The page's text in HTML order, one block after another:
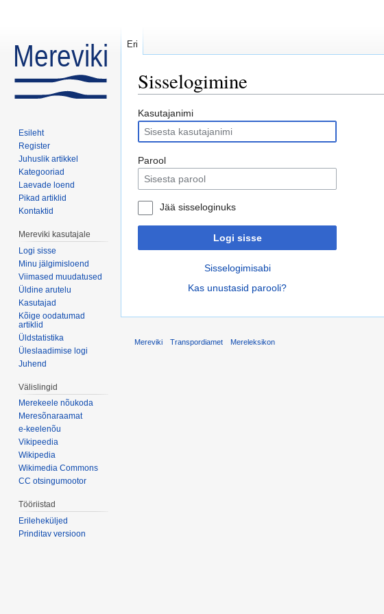
Sisselogimine
Kasutajanimi
Parool
Jää sisseloginuks
Logi sisse
Sisselogimisabi
Kas unustasid parooli?
Eri
Esileht
Register
Juhuslik artikkel
Kategooriad
Laevade loend
Pikad artiklid
Kontaktid
Mereviki kasutajale
Logi sisse
Minu jälgimisloend
Viimased muudatused
Üldine arutelu
Kasutajad
Kõige oodatumad
artiklid
Üldstatistika
Üleslaadimise logi
Juhend
Välislingid
Merekeele nõukoda
Meresõnaraamat
e-keelenõu
Vikipeedia
Wikipedia
Wikimedia Commons
CC otsingumootor
Tööriistad
Erileheküljed
Prinditav versioon
Mereviki Transpordiamet Mereleksikon